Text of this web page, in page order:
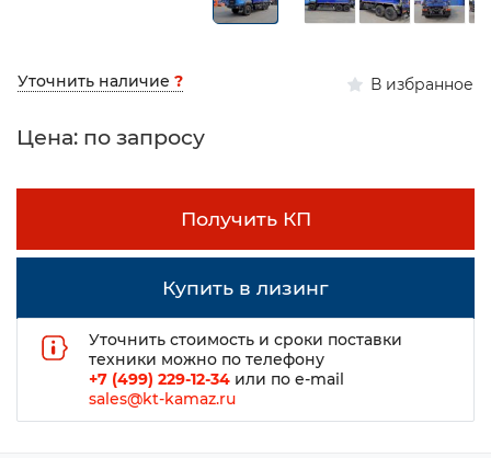
Уточнить наличие ? В избранное
Цена: по запросу
Получить КП
Купить в лизинг
Уточнить стоимость и сроки поставки
техники можно по телефону
+7 (499) 229-12-34 или по e-mail
sales@kt-kamaz.ru